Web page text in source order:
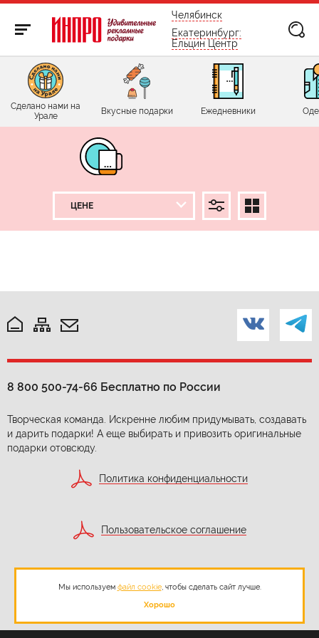
бесплатно по России
Челябинск
Екатеринбург:
Ельцин Центр
Сделано нами на
Урале
Вкусные подарки Ежедневники
8 800 500-74-66 Бесплатно по России
Творческая команда. Искренне любим придумывать, создавать
и дарить подарки! А еще выбирать и привозить оригинальные
подарки отовсюду.
Политика конфиденциальности
Пользовательское соглашение
Согласие на обработку персональных данных
Мы используем файл cookie, чтобы сделать сайт лучше.
Хорошо